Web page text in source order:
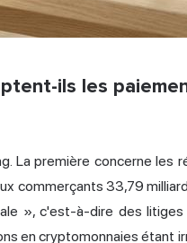
ils les
La première concerne les
commerçants 33,79
», c'est-à-dire des
en cryptomonnaies étant